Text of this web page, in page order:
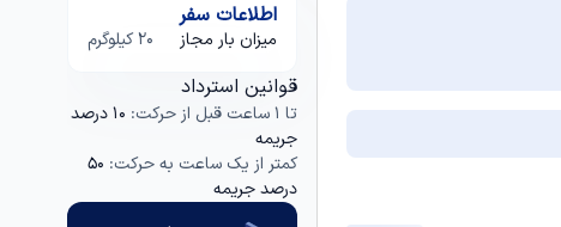
اطلاعات سفر
میزان بار مجاز 20 کیلوگرم
قوانین استرداد
تا 1 ساعت قبل از حرکت:
10 درصد
جریمه
کمتر از یک ساعت به حرکت: 50
درصد جریمه